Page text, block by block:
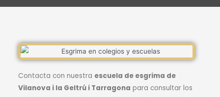
Contacta con nuestra escuela de esgrima de
Vilanova i la Geltrú i Tarragona para consultar los